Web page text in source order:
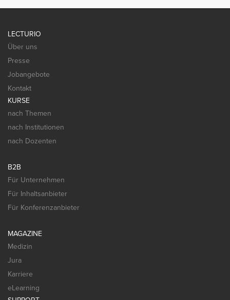
LECTURIO
Über uns
Presse
Jobangebote
Kontakt
KURSE
nach Themen
nach Institutionen
nach Dozenten
B2B
Für Unternehmen
Für Inhaltsanbieter
Für Konferenzanbieter
MAGAZINE
Medizin
Jura
Karriere
eLearning